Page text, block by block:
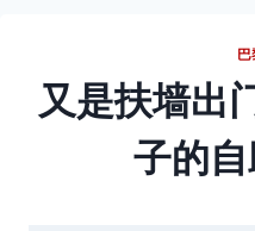
又是扶墙出
子的